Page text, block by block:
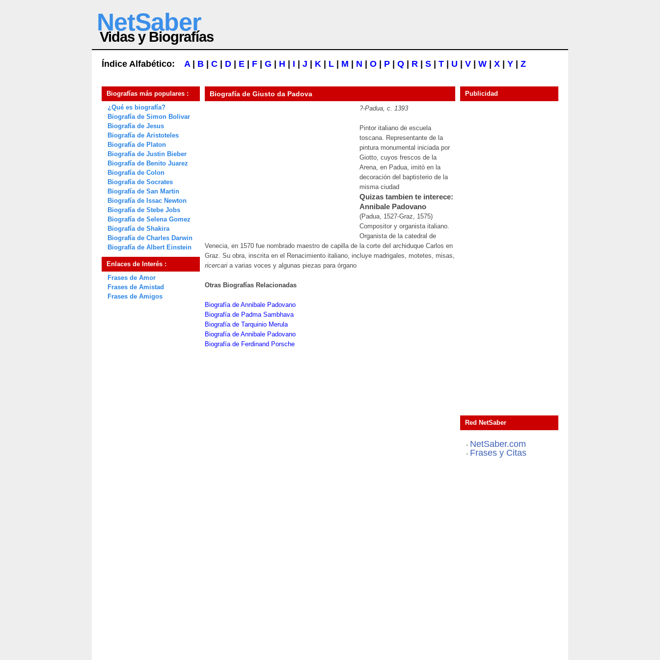
NetSaber
Vidas y Biografías
Índice Alfabético: A| B C D E F G H I J K L M N O P Q R S T U V W X Y Z
Biografías más populares :
¿Qué es biografía?
Biografía de Simon Bolivar
Biografía de Jesus
Biografía de Aristoteles
Biografía de Platon
Biografía de Justin Bieber
Biografía de Benito Juarez
Biografía de Colon
Biografía de Socrates
Biografía de San Martin
Biografía de Issac Newton
Biografía de Stebe Jobs
Biografía de Selena Gomez
Biografía de Shakira
Biografía de Charles Darwin
Biografía de Albert Einstein
Enlaces de Interés :
Frases de Amor
Frases de Amistad
Frases de Amigos
Biografía de Giusto da Padova
?-Padua, c. 1393
Pintor italiano de escuela
toscana. Representante de la
pintura monumental iniciada por
Giotto, cuyos frescos de la
Arena, en Padua, imitó en la
decoración del baptisterio de la
misma ciudad
Quizas tambien te interece:
Annibale Padovano
(Padua, 1527-Graz, 1575)
Compositor y organista italiano.
Organista de la catedral de
Venecia, en 1570 fue nombrado maestro de capilla de la corte del archiduque Carlos en
Graz. Su obra, inscrita en el Renacimiento italiano, incluye madrigales, motetes, misas,
ricercari a varias voces y algunas piezas para órgano
Otras Biografías Relacionadas
Biografía de Annibale Padovano
Biografía de Padma Sambhava
Biografía de Tarquinio Merula
Biografía de Annibale Padovano
Biografía de Ferdinand Porsche
Publicidad
Red NetSaber
- NetSaber.com
- Frases y Citas